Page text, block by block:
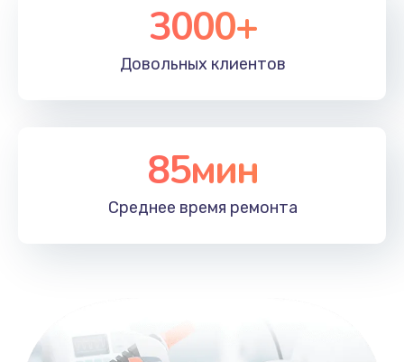
3000+
Довольных клиентов
85мин
Среднее время ремонта